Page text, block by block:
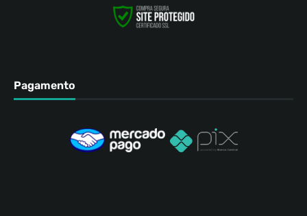
Pagamento